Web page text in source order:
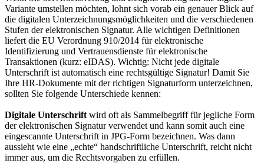
Variante umstellen möchten, lohnt sich vorab ein genauer Blick auf
die digitalen Unterzeichnungsmöglichkeiten und die verschiedenen
Stufen der elektronischen Signatur. Alle wichtigen Definitionen
liefert die EU Verordnung 910/2014 für elektronische
Identifizierung und Vertrauensdienste für elektronische
Transaktionen (kurz: eIDAS). Wichtig: Nicht jede digitale
Unterschrift ist automatisch eine rechtsgültige Signatur! Damit Sie
Ihre HR-Dokumente mit der richtigen Signaturform unterzeichnen,
sollten Sie folgende Unterschiede kennen:
Digitale Unterschrift wird oft als Sammelbegriff für jegliche Form
der elektronischen Signatur verwendet und kann somit auch eine
eingescannte Unterschrift in JPG-Form bezeichnen. Was dann
aussieht wie eine „echte“ handschriftliche Unterschrift, reicht nicht
immer aus, um die Rechtsvorgaben zu erfüllen.